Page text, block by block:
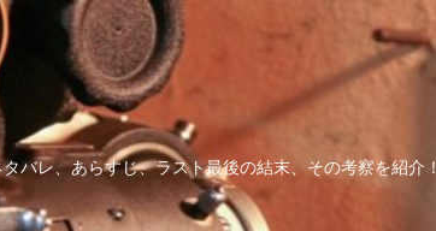
バレ、あらすじ、ラスト最後の結末、その考察を紹介！